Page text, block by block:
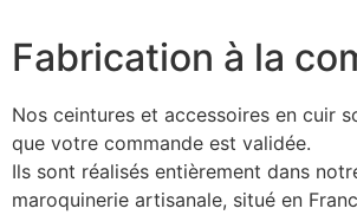
Fabrication à la
Nos ceintures et accessoires en cuir
que votre commande est validée.
Ils sont réalisés entièrement dans
maroquinerie artisanale, situé en